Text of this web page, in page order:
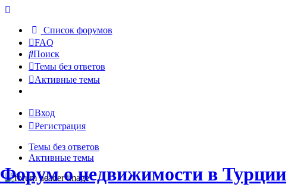
Список форумов
FAQ
Поиск
Темы без ответов
Активные темы
Вход
Регистрация
Темы без ответов
Активные темы
Форум о недвижимости в Турции